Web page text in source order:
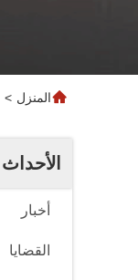
المنزل >
الأحداث
أخبار
القضايا